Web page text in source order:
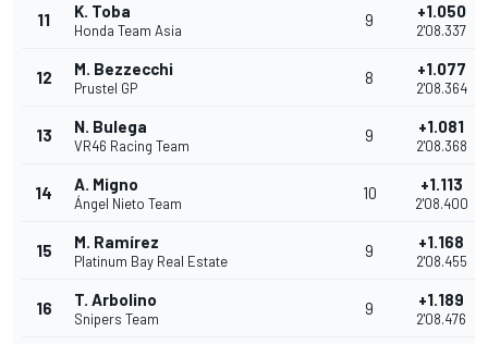
11 K. Toba
Honda Team Asia
9 +1.050
2'08.337
12 M. Bezzecchi
Prustel GP
8 +1.077
2'08.364
13 N. Bulega
VR46 Racing Team
9 +1.081
2'08.368
14 A. Migno
Ángel Nieto Team
10 +1.113
2'08.400
15 M. Ramírez
Platinum Bay Real Estate
9 +1.168
2'08.455
16 T. Arbolino
Snipers Team
9 +1.189
2'08.476